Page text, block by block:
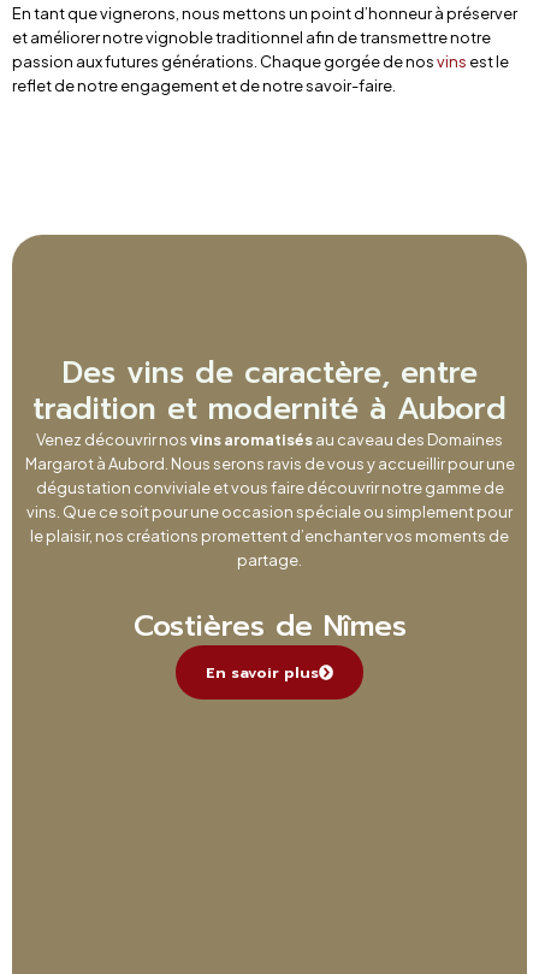
En tant que vignerons, nous mettons un point d’honneur à préserver
et améliorer notre vignoble traditionnel afin de transmettre notre
passion aux futures générations. Chaque gorgée de nosvins est le
reflet de notre engagement et de notre savoir-faire.
Des vins de caractère, entre
tradition et modernité à Aubord
Venez découvrir nosvins aromatisésau caveau des Domaines
Margarot à Aubord. Nous serons ravis de vous y accueillir pour une
dégustation conviviale et vous faire découvrir notre gamme de
vins. Que ce soit pour une occasion spéciale ou simplement pour
le plaisir, nos créations promettent d’enchanter vos moments de
partage.
Costières de Nîmes
En savoir plus